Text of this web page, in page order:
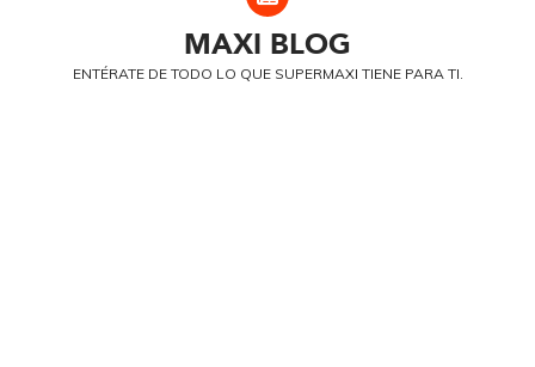
MAXI BLOG
ENTÉRATE DE TODO LO QUE SUPERMAXI TIENE PARA TI.